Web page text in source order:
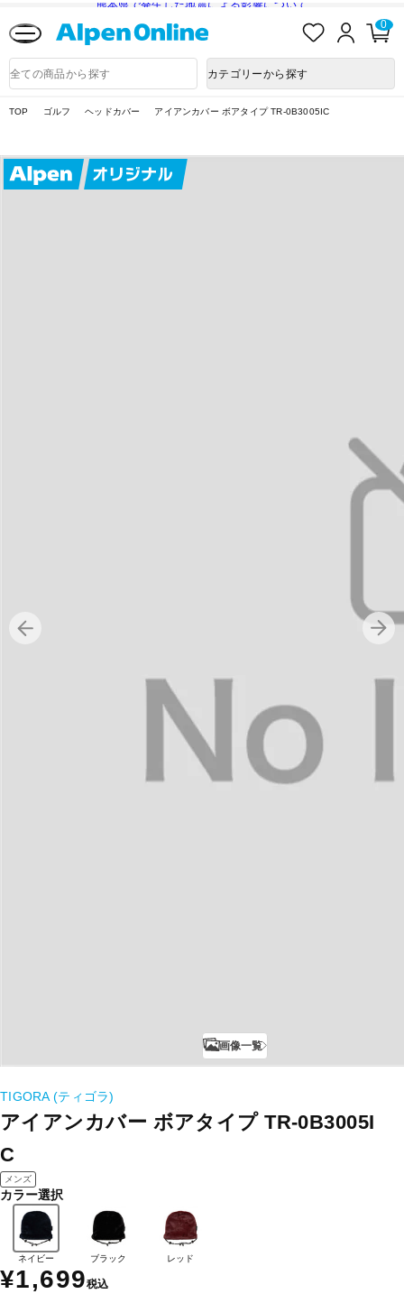
熊本県で発生した地震による影響について
入
ロ
ン
0
品
検
カテゴリーから探す
TOP ゴルフ ヘッドカバー アイアンカバー ボアタイプ TR-0B3005IC
画像一覧
TIGORA (ティゴラ)
アイアンカバー ボアタイプ TR-0B3005I
C
メンズ
カラー選択
ネイビー ブラック レッド
¥1,699税込